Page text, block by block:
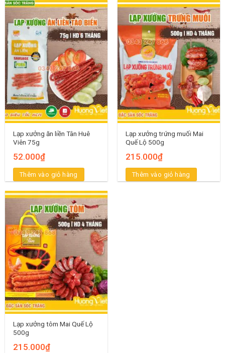
Lạp xưởng ăn liền Tân Huê
Viên 75g
52.000₫
Thêm vào giỏ hàng
Lạp xưởng trứng muối Mai
Quế Lộ 500g
215.000₫
Thêm vào giỏ hàng
Lạp xưởng tôm Mai Quế Lộ
500g
215.000₫